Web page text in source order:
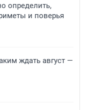
определить,
и поверья
ждать август —